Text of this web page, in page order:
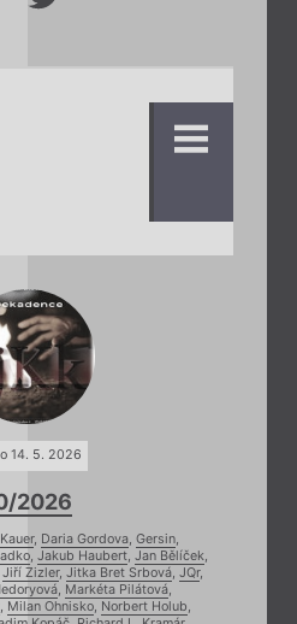
14. 5. 2026
2026
, Daria Gordova, Gersin,
, Jakub Haubert, Jan Bělíček,
Jiří Zizler, Jitka Bret Srbová, JQr,
, Markéta Pilátová,
, Milan Ohnisko, Norbert Holub,